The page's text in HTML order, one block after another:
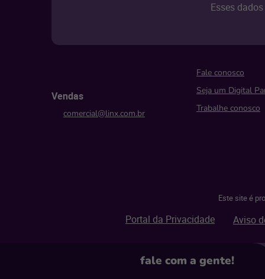
fale com a gente!
Esses
Vendas
comercial@linx.com.br
Fale conosco
Seja um Digital
Trabalhe conosco
Este site é
Portal da Privacidade Aviso
Todos os direitos reservados.